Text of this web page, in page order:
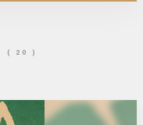
( 20 )